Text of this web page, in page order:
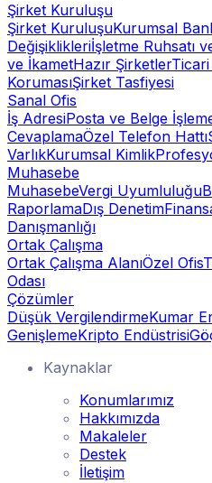
Şirket Kuruluşu
Şirket KuruluşuKurumsal
Değişiklikleriİşletme Ruhsatı
ve İkametHazır Şirketler
KorumasıŞirket Tasfiyesi
Sanal Ofis
İş AdresiPosta ve Belge
CevaplamaÖzel Telefon Hattı
VarlıkKurumsal Kimlik
Muhasebe
MuhasebeVergi Uyumluluğu
RaporlamaDış Denetim
Danışmanlığı
Ortak Çalışma
Ortak Çalışma AlanıÖzel Ofis
Odası
Çözümler
Düşük VergilendirmeKumar
GenişlemeKripto Endüstrisi
Kaynaklar
Konumlarımız
Hakkımızda
Makaleler
Destek
İletişim